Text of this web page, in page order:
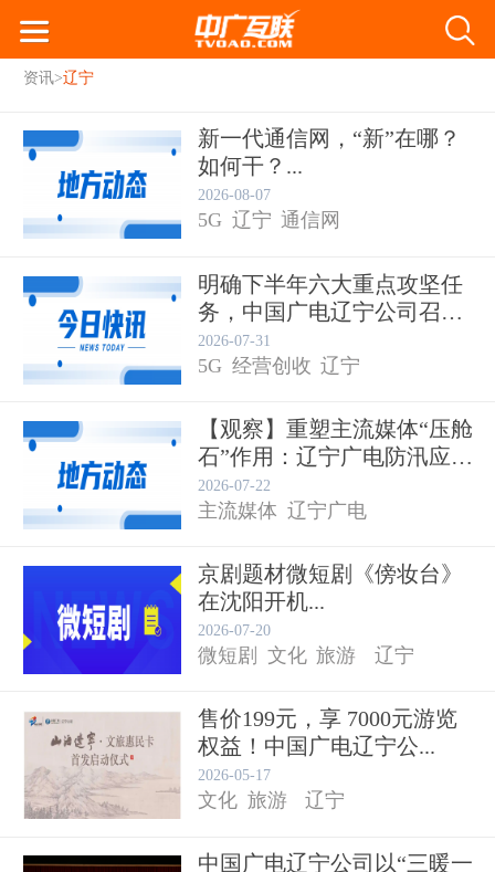
资讯>辽宁
新一代通信网，“新”在哪？
如何干？...
2026-08-07
5G 辽宁 通信网
明确下半年六大重点攻坚任
务，中国广电辽宁公司召开
20...
2026-07-31
5G 经营创收 辽宁
【观察】重塑主流媒体“压舱
石”作用：辽宁广电防汛应
急...
2026-07-22
主流媒体 辽宁广电
京剧题材微短剧《傍妆台》
在沈阳开机...
2026-07-20
微短剧 文化 旅游 辽宁
售价199元，享 7000元游览
权益！中国广电辽宁公...
2026-05-17
文化 旅游 辽宁
中国广电辽宁公司以“三暖一